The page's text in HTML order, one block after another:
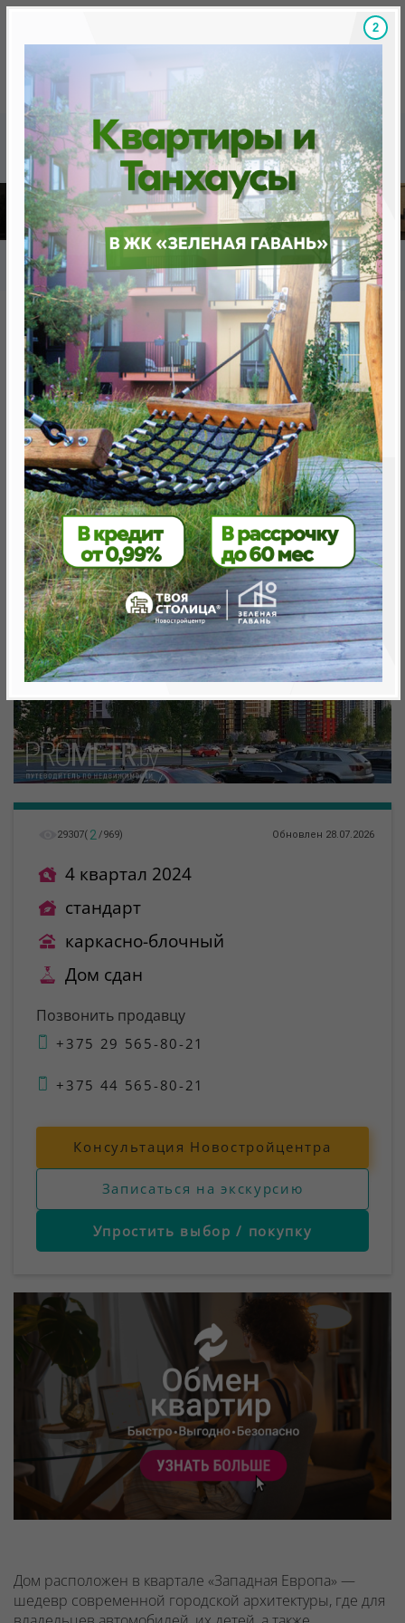
Скидки на новостройки, бонусы Готовые
Главная База новостроек Минска «Минск Мир»
12.5 "Берлин", квартал Западная Европа
12.5 "Берлин", квартал
Западная Европа
нет в продаже
Минск, Октябрьский, ул. Игоря Лученка 32
метро «Ковальская Слобода», 566 м
29307( 2 /969) Обновлен 28.07.2026
4 квартал 2024
стандарт
каркасно-блочный
Дом сдан
Позвонить продавцу
+375 29 565-80-21
+375 44 565-80-21
Консультация Новостройцентра
Записаться на экскурсию
Упростить выбор / покупку
Дом расположен в квартале «Западная Европа» —
шедевр современной городской архитектуры, где для
1